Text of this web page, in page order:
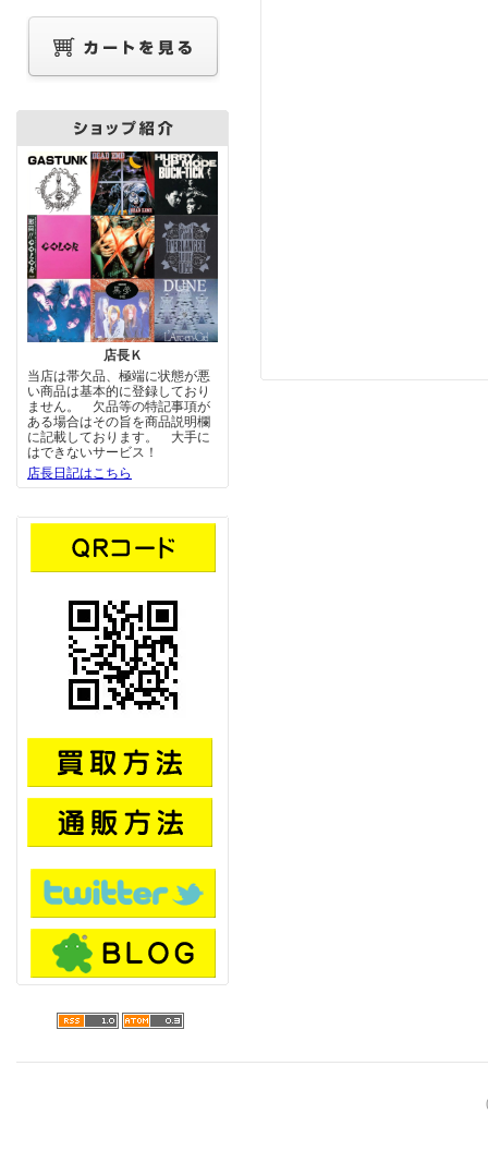
店長Ｋ
当店は帯欠品、極端に状態が悪
い商品は基本的に登録しており
ません。 欠品等の特記事項が
ある場合はその旨を商品説明欄
に記載しております。 大手に
はできないサービス！
店長日記はこちら